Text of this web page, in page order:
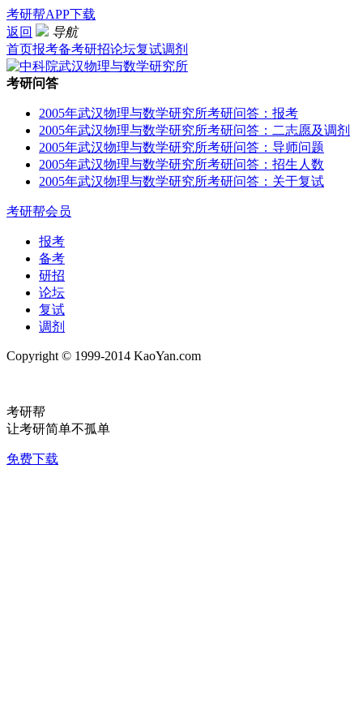
考研帮APP下载
返回
导航
首页报考备考研招论坛复试调剂
考研问答
2005年武汉物理与数学研究所考研问答：报考
2005年武汉物理与数学研究所考研问答：二志愿及调剂
2005年武汉物理与数学研究所考研问答：导师问题
2005年武汉物理与数学研究所考研问答：招生人数
2005年武汉物理与数学研究所考研问答：关于复试
考研帮会员
报考
备考
研招
论坛
复试
调剂
Copyright © 1999-2014 KaoYan.com
考研帮
让考研简单不孤单
免费下载